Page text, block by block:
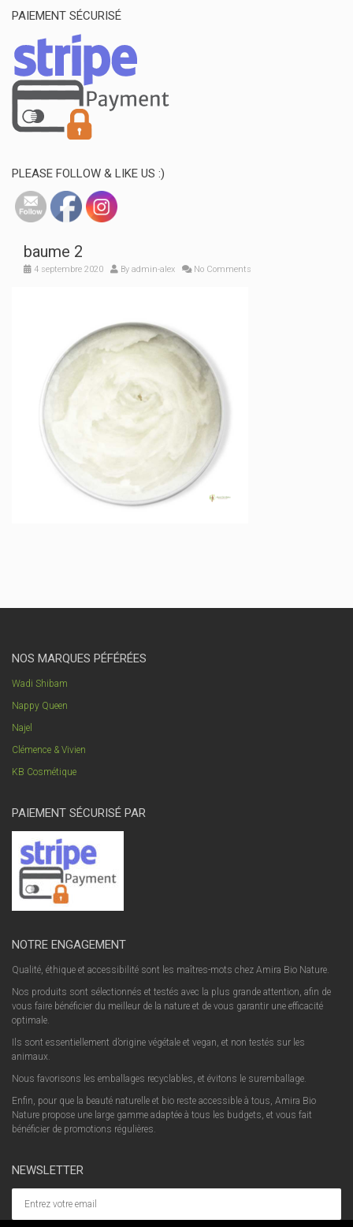
PAIEMENT SÉCURISÉ
PLEASE FOLLOW & LIKE US :)
baume 2
4 septembre 2020 By admin-alex No Comments
NOS MARQUES PÉFÉRÉES
Wadi Shibam
Nappy Queen
Najel
Clémence & Vivien
KB Cosmétique
PAIEMENT SÉCURISÉ PAR
NOTRE ENGAGEMENT
Qualité, éthique et accessibilité sont les maîtres-mots chez Amira Bio Nature.
Nos produits sont sélectionnés et testés avec la plus grande attention, afin de
vous faire bénéficier du meilleur de la nature et de vous garantir une efficacité
optimale.
Ils sont essentiellement d’origine végétale et vegan, et non testés sur les
animaux.
Nous favorisons les emballages recyclables, et évitons le suremballage.
Enfin, pour que la beauté naturelle et bio reste accessible à tous, Amira Bio
Nature propose une large gamme adaptée à tous les budgets, et vous fait
bénéficier de promotions régulières.
NEWSLETTER